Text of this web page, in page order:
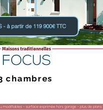
- à partir de 119 900€ TTC
chambres